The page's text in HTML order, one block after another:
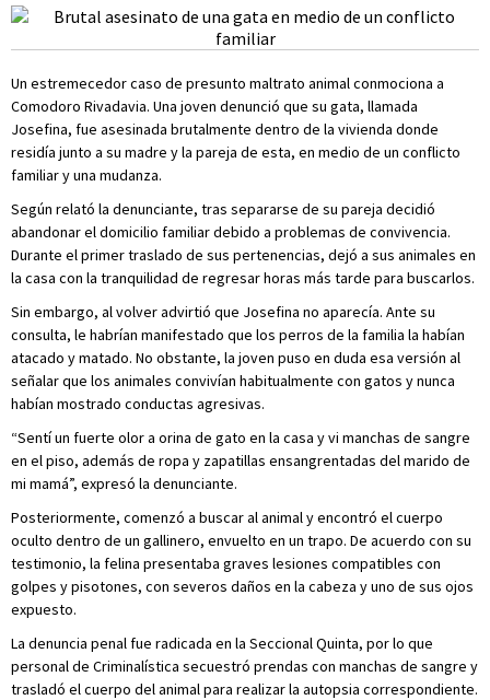
Un estremecedor caso de presunto maltrato animal conmociona a
Comodoro Rivadavia. Una joven denunció que su gata, llamada
Josefina, fue asesinada brutalmente dentro de la vivienda donde
residía junto a su madre y la pareja de esta, en medio de un conflicto
familiar y una mudanza.
Según relató la denunciante, tras separarse de su pareja decidió
abandonar el domicilio familiar debido a problemas de convivencia.
Durante el primer traslado de sus pertenencias, dejó a sus animales en
la casa con la tranquilidad de regresar horas más tarde para buscarlos.
Sin embargo, al volver advirtió que Josefina no aparecía. Ante su
consulta, le habrían manifestado que los perros de la familia la habían
atacado y matado. No obstante, la joven puso en duda esa versión al
señalar que los animales convivían habitualmente con gatos y nunca
habían mostrado conductas agresivas.
“Sentí un fuerte olor a orina de gato en la casa y vi manchas de sangre
en el piso, además de ropa y zapatillas ensangrentadas del marido de
mi mamá”, expresó la denunciante.
Posteriormente, comenzó a buscar al animal y encontró el cuerpo
oculto dentro de un gallinero, envuelto en un trapo. De acuerdo con su
testimonio, la felina presentaba graves lesiones compatibles con
golpes y pisotones, con severos daños en la cabeza y uno de sus ojos
expuesto.
La denuncia penal fue radicada en la Seccional Quinta, por lo que
personal de Criminalística secuestró prendas con manchas de sangre y
trasladó el cuerpo del animal para realizar la autopsia correspondiente.